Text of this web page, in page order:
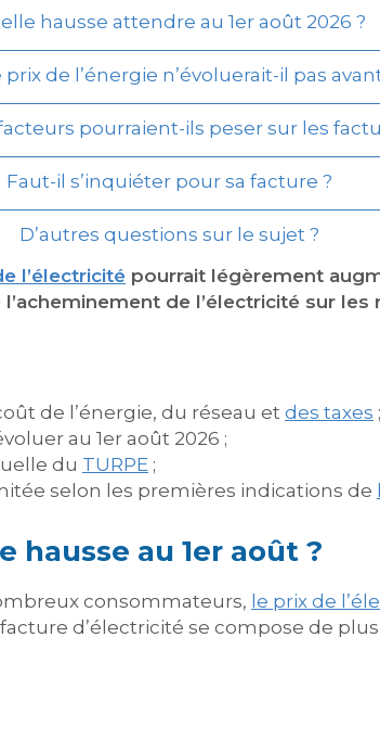
hausse attendre au 1er août 2026 ?
de l’énergie n’évoluerait-il pas
pourraient-ils peser sur les
Faut-il s’inquiéter pour sa facture ?
D’autres questions sur le sujet ?
l’électricité pourrait légèrement
de l’électricité sur les
de l’énergie, du réseau et des taxes ;
au 1er août 2026 ;
du TURPE ;
selon les premières indications de
hausse au 1er août ?
consommateurs, le prix de
d’électricité se compose de